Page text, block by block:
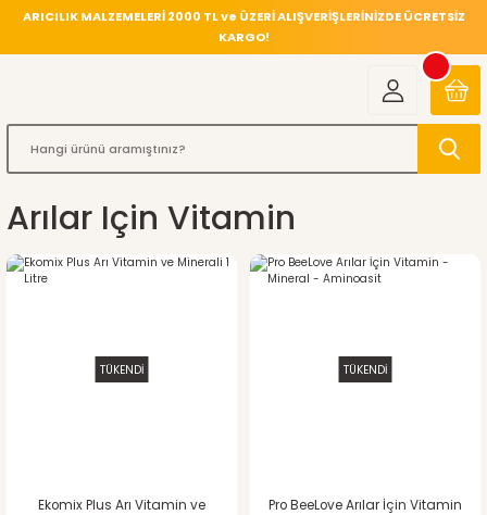
ARICILIK MALZEMELERİ 2000 TL ve ÜZERİ ALIŞVERİŞLERİNİZDE ÜCRETSİZ
KARGO!
Arılar Için Vitamin
TÜKENDİ
Ekomix Plus Arı Vitamin ve
TÜKENDİ
Pro BeeLove Arılar İçin Vitamin